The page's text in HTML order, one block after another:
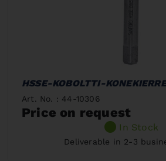
HSSE-KOBOLTTI-
Art. No. : 44-10306
Price on request
In Stock
Deliverable in 2-3